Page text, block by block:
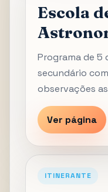
Escola
Programa de 5
secundário
observações
Ver página
ITINERANTE